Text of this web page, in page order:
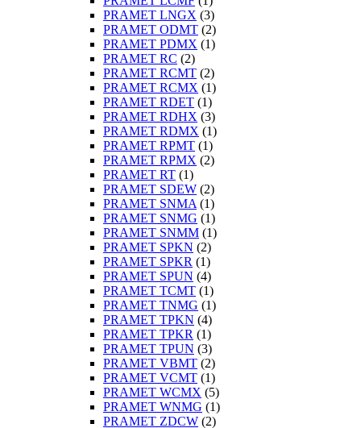
PRAMET LNGX (3)
PRAMET ODMT (2)
PRAMET PDMX (1)
PRAMET RC (2)
PRAMET RCMT (2)
PRAMET RCMX (1)
PRAMET RDET (1)
PRAMET RDHX (3)
PRAMET RDMX (1)
PRAMET RPMT (1)
PRAMET RPMX (2)
PRAMET RT (1)
PRAMET SDEW (2)
PRAMET SNMA (1)
PRAMET SNMG (1)
PRAMET SNMM (1)
PRAMET SPKN (2)
PRAMET SPKR (1)
PRAMET SPUN (4)
PRAMET TCMT (1)
PRAMET TNMG (1)
PRAMET TPKN (4)
PRAMET TPKR (1)
PRAMET TPUN (3)
PRAMET VBMT (2)
PRAMET VCMT (1)
PRAMET WCMX (5)
PRAMET WNMG (1)
PRAMET ZDCW (2)